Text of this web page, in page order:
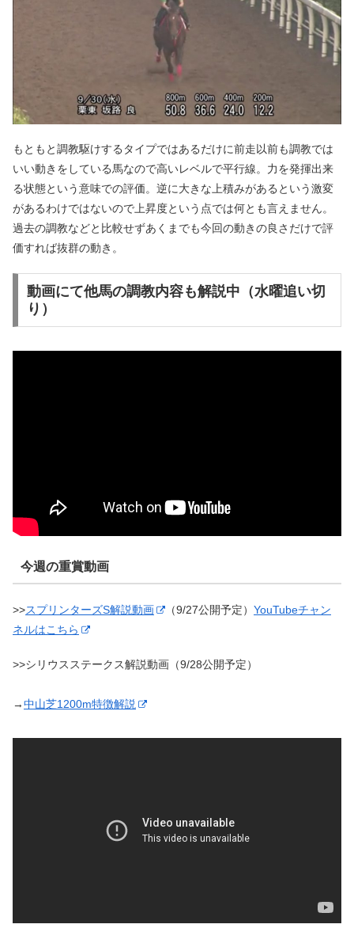
もともと調教駆けするタイプではあるだけに前走以前も調教では
いい動きをしている馬なので高いレベルで平行線。力を発揮出来
る状態という意味での評価。逆に大きな上積みがあるという激変
があるわけではないので上昇度という点では何とも言えません。
過去の調教などと比較せずあくまでも今回の動きの良さだけで評
価すれば抜群の動き。
動画にて他馬の調教内容も解説中（水曜追い切
り）
今週の重賞動画
>>スプリンターズS解説動画 （9/27公開予定） YouTubeチャン
ネルはこちら
>>シリウスステークス解説動画（9/28公開予定）
→中山芝1200m特徴解説